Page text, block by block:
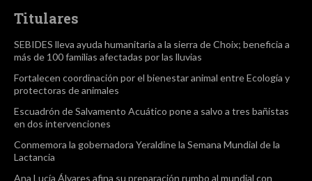
Titulares
SEBIDES lleva ayuda humanitaria a la sierra de Choix; beneficia a
más de 100 familias afectadas por las lluvias
Fortalecen coordinación por el bienestar animal entre Ecología y
protectoras de animales
Escuadrón de Salvamento Acuático pone a salvo a tres bañistas
en dos intervenciones
Conmemora la gobernadora Yeraldine la Semana Mundial de la
Lactancia
Ana Lucía Álvares afina su preparación rumbo al mundial con